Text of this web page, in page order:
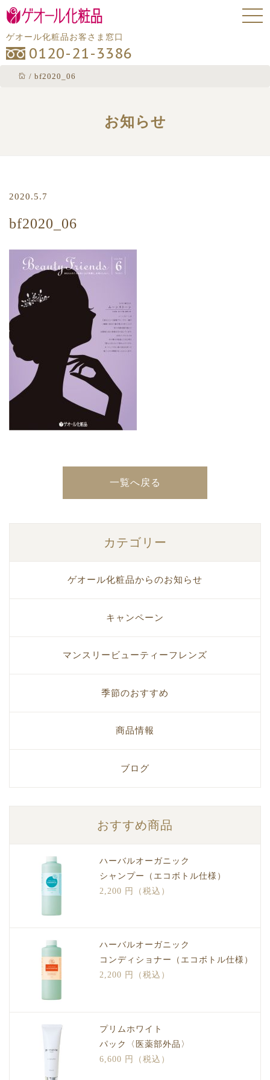
ゲオール化粧品お客さま窓口
0120-21-3386
/ bf2020_06
お知らせ
2020.5.7
bf2020_06
一覧へ戻る
カテゴリー
ゲオール化粧品からのお知らせ
キャンペーン
マンスリービューティーフレンズ
季節のおすすめ
商品情報
ブログ
おすすめ商品
ハーバルオーガニック
シャンプー（エコボトル仕様）
2,200 円（税込）
ハーバルオーガニック
コンディショナー（エコボトル仕様）
2,200 円（税込）
プリムホワイト
パック〈医薬部外品〉
6,600 円（税込）